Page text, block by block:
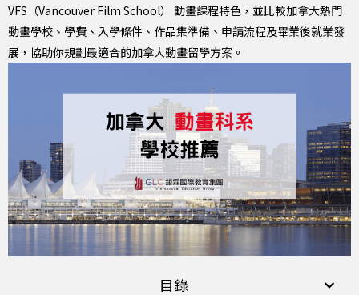
VFS（Vancouver Film School） 動畫課程特色，並比較加拿大熱門
動畫學校、學費、入學條件、作品集準備、申請流程及畢業後就業發
展，協助你規劃最適合的加拿大動畫留學方案。
目錄